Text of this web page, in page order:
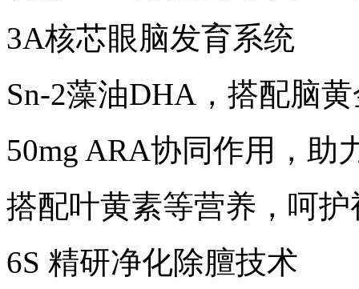
3A核芯眼脑发育系统
Sn-2藻油DHA，搭配脑
50mg ARA协同作用，助
搭配叶黄素等营养，呵
6S 精研净化除膻技术